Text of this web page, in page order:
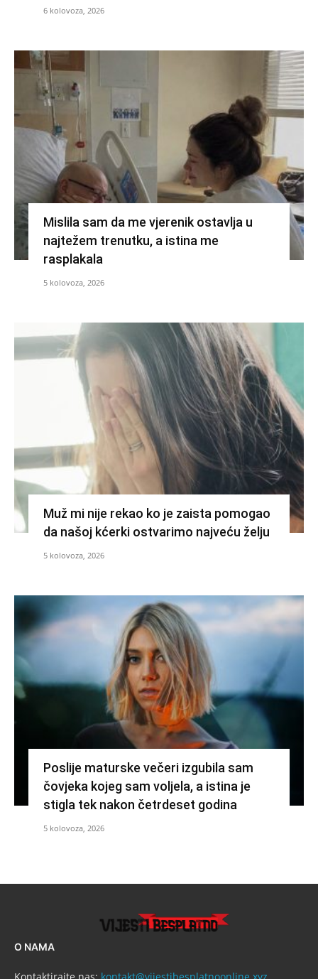
6 kolovoza, 2026
Mislila sam da me vjerenik ostavlja u
najtežem trenutku, a istina me
rasplakala
5 kolovoza, 2026
Muž mi nije rekao ko je zaista pomogao
da našoj kćerki ostvarimo najveću želju
5 kolovoza, 2026
Poslije maturske večeri izgubila sam
čovjeka kojeg sam voljela, a istina je
stigla tek nakon četrdeset godina
5 kolovoza, 2026
O NAMA